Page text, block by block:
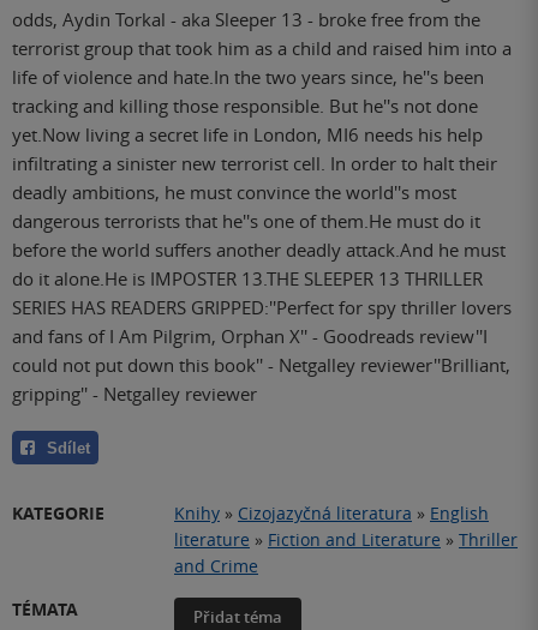
odds, Aydin Torkal - aka Sleeper 13 - broke free from the
terrorist group that took him as a child and raised him into a
life of violence and hate.In the two years since, he''s been
tracking and killing those responsible. But he''s not done
yet.Now living a secret life in London, MI6 needs his help
infiltrating a sinister new terrorist cell. In order to halt their
deadly ambitions, he must convince the world''s most
dangerous terrorists that he''s one of them.He must do it
before the world suffers another deadly attack.And he must
do it alone.He is IMPOSTER 13.THE SLEEPER 13 THRILLER
SERIES HAS READERS GRIPPED:''Perfect for spy thriller lovers
and fans of I Am Pilgrim, Orphan X'' - Goodreads review''I
could not put down this book'' - Netgalley reviewer''Brilliant,
gripping'' - Netgalley reviewer
Sdílet
KATEGORIE Knihy » Cizojazyčná literatura » English
literature » Fiction and Literature » Thriller
and Crime
TÉMATA
Přidat téma